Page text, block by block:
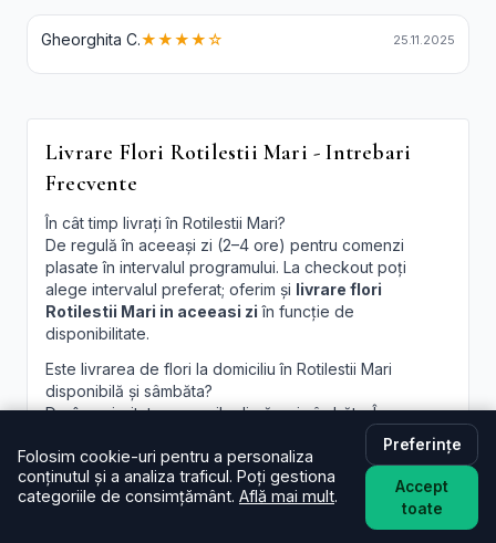
Gheorghita C.★★★★☆ 25.11.2025
Livrare Flori Rotilestii Mari - Intrebari
Frecvente
În cât timp livrați în Rotilestii Mari?
De regulă în aceeași zi (2–4 ore) pentru comenzi
plasate în intervalul programului. La checkout poți
alege intervalul preferat; oferim și livrare flori
Rotilestii Mari in aceeasi zi în funcție de
disponibilitate.
Este livrarea de flori la domiciliu în Rotilestii Mari
disponibilă și sâmbăta?
Da, în majoritatea cazurilor livrăm și sâmbăta. În
perioade aglomerate pot exista sloturi limitate, afișate
la finalizare.
Pot programa livrarea pentru o oră anume în Rotilestii
Folosim cookie-uri pentru a personaliza
conținutul și a analiza traficul. Poți gestiona
categoriile de consimțământ. Află mai mult.
Preferințe
Accept
toate